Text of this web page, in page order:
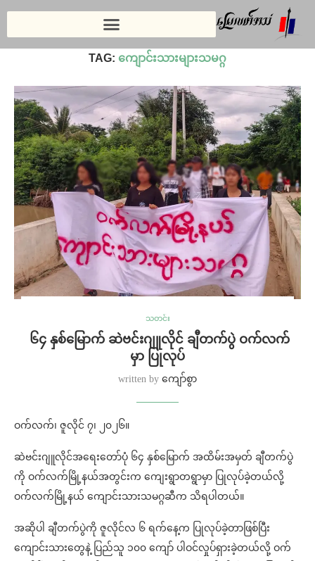
ကျောင်းသားများသမဂ္ဂ
TAG: ကျောင်းသားများသမဂ္ဂ
သတင်း
⁨⁩ ⁨၆၄ နှစ်မြောက် ဆဲဗင်းဂျူလိုင် ချီတက်ပွဲ ဝက်လက်
မှာ ပြုလုပ်
written by ကျော်စွာ
ဝက်လက်၊ ဇူလိုင် ၇၊ ၂၀၂၆။
ဆဲဗင်းဂျူလိုင်အရေးတော်ပုံ ၆၄ နှစ်မြောက် အထိမ်းအမှတ် ချီတက်ပွဲ
ကို ဝက်လက်မြို့နယ်အတွင်းက ကျေးရွာတရွာမှာ ပြုလုပ်ခဲ့တယ်လို့
ဝက်လက်မြို့နယ် ကျောင်းသားသမဂ္ဂဆီက သိရပါတယ်။
အဆိုပါ ချီတက်ပွဲကို ဇူလိုင်လ ၆ ရက်နေ့က ပြုလုပ်ခဲ့တာဖြစ်ပြီး
ကျောင်းသားတွေနဲ့ ပြည်သူ ၁၀၀ ကျော် ပါဝင်လှုပ်ရှားခဲ့တယ်လို့ ဝက်